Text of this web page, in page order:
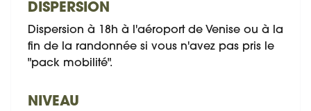
DISPERSION
Dispersion à 18h à l'aéroport de Venise ou à la
fin de la randonnée si vous n'avez pas pris le
"pack mobilité".
NIVEAU